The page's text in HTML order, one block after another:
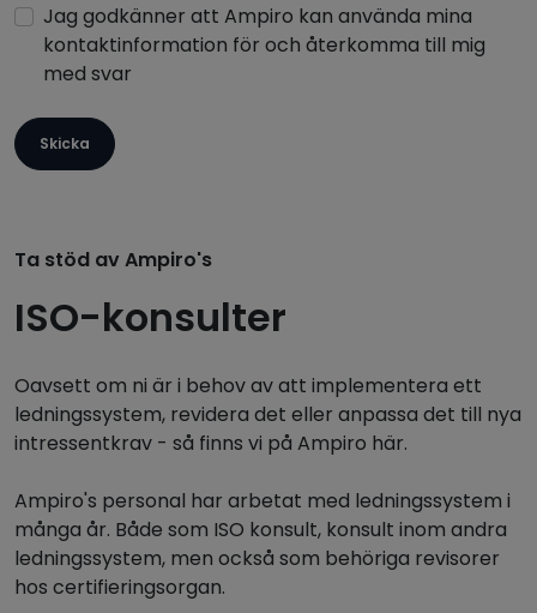
Jag godkänner att Ampiro kan använda mina
kontaktinformation för och återkomma till mig
med svar
Skicka
Ta stöd av Ampiro's
ISO-konsulter
Oavsett om ni är i behov av att implementera ett
ledningssystem, revidera det eller anpassa det till nya
intressentkrav - så finns vi på Ampiro här.
Ampiro's personal har arbetat med ledningssystem i
många år. Både som ISO konsult, konsult inom andra
ledningssystem, men också som behöriga revisorer
hos certifieringsorgan.